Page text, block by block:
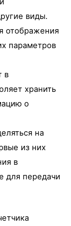
виды.
отображения
параметров
в
хранить
о
на
из них
в
для передачи